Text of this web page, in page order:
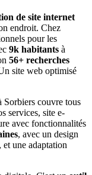
de site internet
endroit. Chez
pour les
9k habitants à
56+ recherches
site web optimisé
Sorbiers couvre tous
services, site e-
avec fonctionnalités
, avec un design
une adaptation